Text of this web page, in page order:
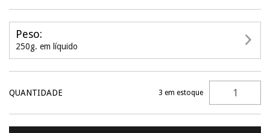
Peso:
250g. em líquido
QUANTIDADE 3 em estoque